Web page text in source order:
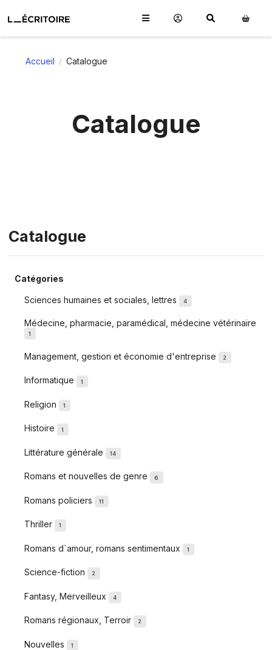
Accueil / Catalogue
Catalogue
Catalogue
Catégories
Sciences humaines et sociales, lettres 4
Médecine, pharmacie, paramédical, médecine vétérinaire
1
Management, gestion et économie d'entreprise 2
Informatique 1
Religion 1
Histoire 1
Littérature générale 14
Romans et nouvelles de genre 6
Romans policiers 11
Thriller 1
Romans d´amour, romans sentimentaux 1
Science-fiction 2
Fantasy, Merveilleux 4
Romans régionaux, Terroir 2
Nouvelles 1